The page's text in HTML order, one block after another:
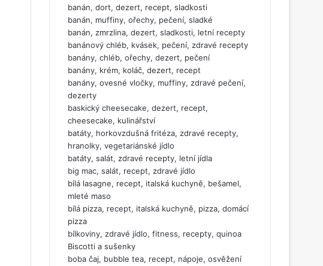
banán, dort, dezert, recept, sladkosti
banán, muffiny, ořechy, pečení, sladké
banán, zmrzlina, dezert, sladkosti, letní recepty
banánový chléb, kvásek, pečení, zdravé recepty
banány, chléb, ořechy, dezert, pečení
banány, krém, koláč, dezert, recept
banány, ovesné vločky, muffiny, zdravé pečení,
dezerty
baskický cheesecake, dezert, recept,
cheesecake, kulinářství
batáty, horkovzdušná fritéza, zdravé recepty,
hranolky, vegetariánské jídlo
batáty, salát, zdravé recepty, letní jídla
big mac, salát, recept, zdravé jídlo
bílá lasagne, recept, italská kuchyně, bešamel,
mleté maso
bílá pizza, recept, italská kuchyně, pizza, domácí
pizza
bílkoviny, zdravé jídlo, fitness, recepty, quinoa
Biscotti a sušenky
boba čaj, bubble tea, recept, nápoje, osvěžení